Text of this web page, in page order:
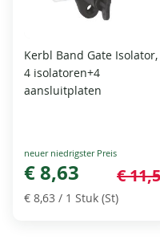
Kerbl Band Gate Isolator,
4 isolatoren+4
aansluitplaten
Special
Price
€ 8,63 €
€ 8,63 / 1 Stuk (St)